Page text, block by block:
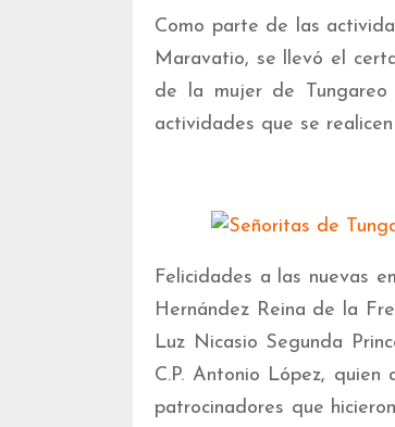
Como parte de las
Maravatio, se llevó el
de la mujer de
actividades que se
Felicidades a las nuevas
Hernández Reina de la
Luz Nicasio Segunda
C.P. Antonio López,
patrocinadores que